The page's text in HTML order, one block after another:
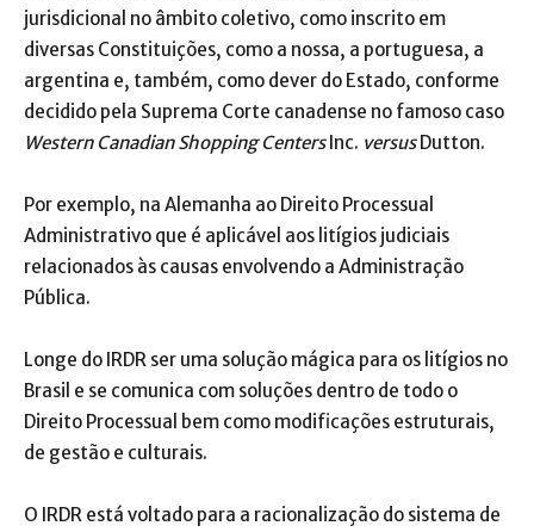
jurisdicional no âmbito coletivo, como inscrito em
diversas Constituições, como a nossa, a portuguesa, a
argentina e, também, como dever do Estado, conforme
decidido pela Suprema Corte canadense no famoso caso
Western Canadian Shopping CentersInc. versusDutton.
Por exemplo, na Alemanha ao Direito Processual
Administrativo que é aplicável aos litígios judiciais
relacionados às causas envolvendo a Administração
Pública.
Longe do IRDR ser uma solução mágica para os litígios no
Brasil e se comunica com soluções dentro de todo o
Direito Processual bem como modificações estruturais,
de gestão e culturais.
O IRDR está voltado para a racionalização do sistema de